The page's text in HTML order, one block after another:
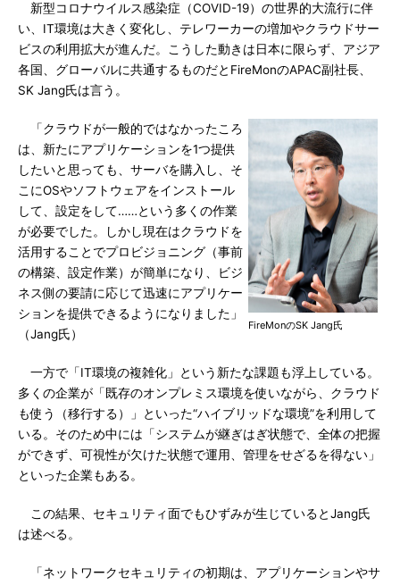
新型コロナウイルス感染症（COVID-19）の世界的大流行に伴
い、IT環境は大きく変化し、テレワーカーの増加やクラウドサー
ビスの利用拡大が進んだ。こうした動きは日本に限らず、アジア
各国、グローバルに共通するものだとFireMonのAPAC副社長、
SK Jang氏は言う。
FireMonのSK Jang氏
「クラウドが一般的ではなかったころ
は、新たにアプリケーションを1つ提供
したいと思っても、サーバを購入し、そ
こにOSやソフトウェアをインストール
して、設定をして……という多くの作業
が必要でした。しかし現在はクラウドを
活用することでプロビジョニング（事前
の構築、設定作業）が簡単になり、ビジ
ネス側の要請に応じて迅速にアプリケー
ションを提供できるようになりました」
（Jang氏）
一方で「IT環境の複雑化」という新たな課題も浮上している。
多くの企業が「既存のオンプレミス環境を使いながら、クラウド
も使う（移行する）」といった“ハイブリッドな環境”を利用して
いる。そのため中には「システムが継ぎはぎ状態で、全体の把握
ができず、可視性が欠けた状態で運用、管理をせざるを得ない」
といった企業もある。
この結果、セキュリティ面でもひずみが生じているとJang氏
は述べる。
「ネットワークセキュリティの初期は、アプリケーションやサ